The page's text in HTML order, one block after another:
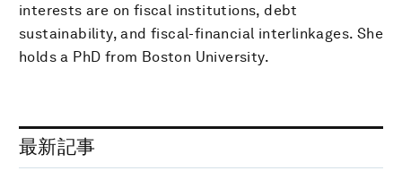
interests are on fiscal institutions, debt
sustainability, and fiscal-financial interlinkages. She
holds a PhD from Boston University.
最新記事